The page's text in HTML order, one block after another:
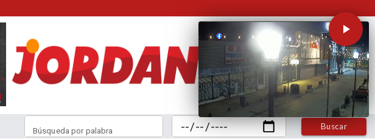
Buscar
Búsqueda por palabra